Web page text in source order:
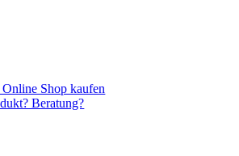
Shop kaufen
Beratung?